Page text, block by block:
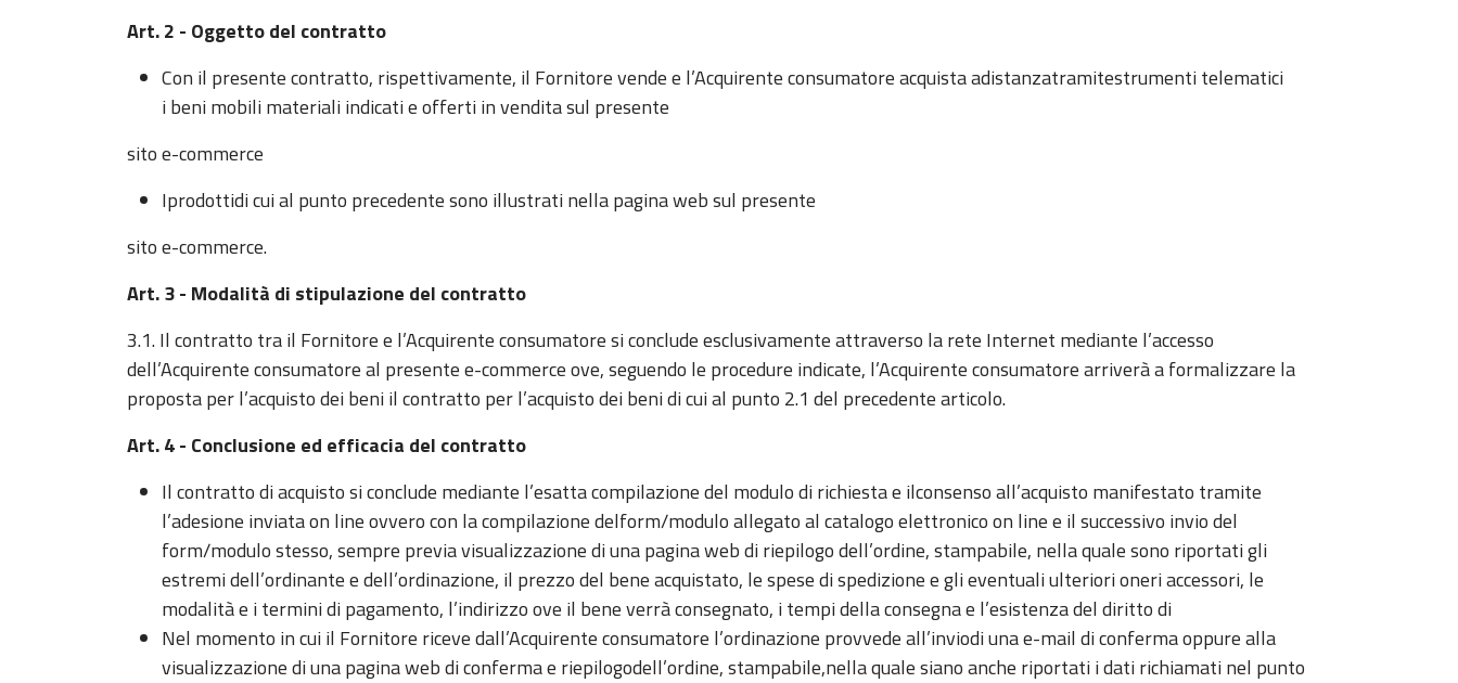
Art. 2 - Oggetto del contratto
Con il presente contratto, rispettivamente, il Fornitore vende e l’Acquirente consumatore acquista adistanzatramitestrumenti telematici
i beni mobili materiali indicati e offerti in vendita sul presente
sito e-commerce
Iprodottidi cui al punto precedente sono illustrati nella pagina web sul presente
sito e-commerce.
Art. 3 - Modalità di stipulazione del contratto
3.1. Il contratto tra il Fornitore e l’Acquirente consumatore si conclude esclusivamente attraverso la rete Internet mediante l’accesso
dell’Acquirente consumatore al presente e-commerce ove, seguendo le procedure indicate, l’Acquirente consumatore arriverà a formalizzare la
proposta per l’acquisto dei beni il contratto per l’acquisto dei beni di cui al punto 2.1 del precedente articolo.
Art. 4 - Conclusione ed efficacia del contratto
Il contratto di acquisto si conclude mediante l’esatta compilazione del modulo di richiesta e ilconsenso all’acquisto manifestato tramite
l’adesione inviata on line ovvero con la compilazione delform/modulo allegato al catalogo elettronico on line e il successivo invio del
form/modulo stesso, sempre previa visualizzazione di una pagina web di riepilogo dell’ordine, stampabile, nella quale sono riportati gli
estremi dell’ordinante e dell’ordinazione, il prezzo del bene acquistato, le spese di spedizione e gli eventuali ulteriori oneri accessori, le
modalità e i termini di pagamento, l’indirizzo ove il bene verrà consegnato, i tempi della consegna e l’esistenza del diritto di
Nel momento in cui il Fornitore riceve dall’Acquirente consumatore l’ordinazione provvede all’inviodi una e-mail di conferma oppure alla
visualizzazione di una pagina web di conferma e riepilogodell’ordine, stampabile,nella quale siano anche riportati i dati richiamati nel punto